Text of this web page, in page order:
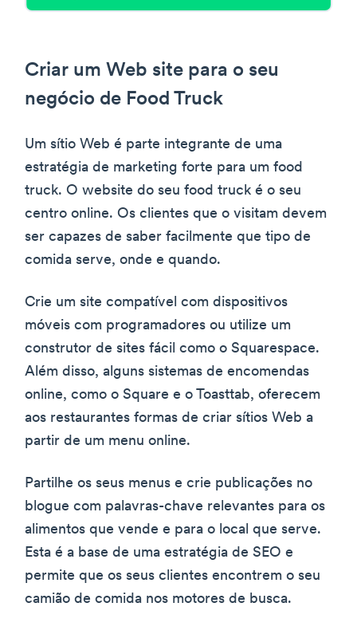
Criar um Web site para o seu
negócio de Food Truck
Um sítio Web é parte integrante de uma
estratégia de marketing forte para um food
truck. O website do seu food truck é o seu
centro online. Os clientes que o visitam devem
ser capazes de saber facilmente que tipo de
comida serve, onde e quando.
Crie um site compatível com dispositivos
móveis com programadores ou utilize um
construtor de sites fácil como o Squarespace.
Além disso, alguns sistemas de encomendas
online, como o Square e o Toasttab, oferecem
aos restaurantes formas de criar sítios Web a
partir de um menu online.
Partilhe os seus menus e crie publicações no
blogue com palavras-chave relevantes para os
alimentos que vende e para o local que serve.
Esta é a base de uma estratégia de SEO e
permite que os seus clientes encontrem o seu
camião de comida nos motores de busca.